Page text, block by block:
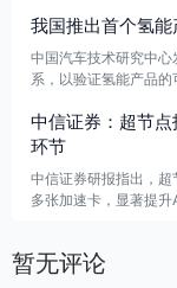
21项前沿科技成果。
我国推出首个氢
中国汽车技术研究中
系，以验证氢能产品
中信证券：超节
环节
中信证券研报指出，
多张加速卡，显著提
0亿美元。特别是交换
暂无评论